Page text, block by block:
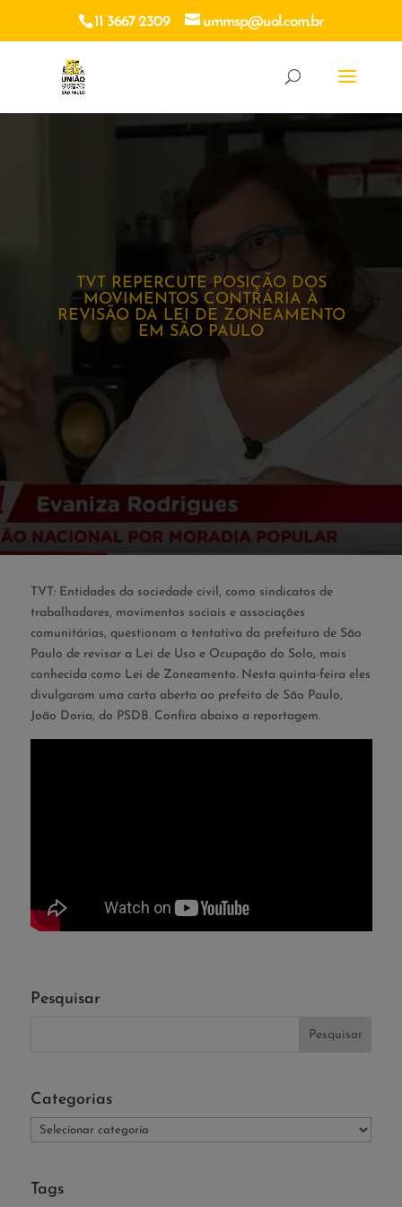
11 3667 2309 ummsp@uol.com.br
TVT REPERCUTE POSIÇÃO DOS
MOVIMENTOS CONTRÁRIA À
REVISÃO DA LEI DE ZONEAMENTO
EM SÃO PAULO
TVT: Entidades da sociedade civil, como sindicatos de
trabalhadores, movimentos sociais e associações
comunitárias, questionam a tentativa da prefeitura de São
Paulo de revisar a Lei de Uso e Ocupação do Solo, mais
conhecida como Lei de Zoneamento. Nesta quinta-feira eles
divulgaram uma carta aberta ao prefeito de São Paulo,
João Doria, do PSDB. Confira abaixo a reportagem.
Pesquisar
Categorias
Categorias
Tags